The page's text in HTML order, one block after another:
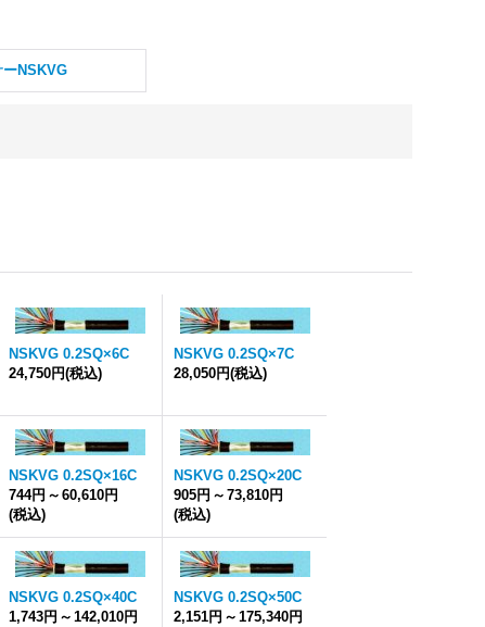
ーNSKVG
NSKVG 0.2SQ×6C
24,750円(税込)
NSKVG 0.2SQ×7C
28,050円(税込)
NSKVG 0.2SQ×16C
744円 ～ 60,610円
(税込)
NSKVG 0.2SQ×20C
905円 ～ 73,810円
(税込)
NSKVG 0.2SQ×40C
1,743円 ～ 142,010円
NSKVG 0.2SQ×50C
2,151円 ～ 175,340円